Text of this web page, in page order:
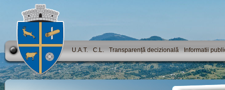
U.A.T. C.L. Transparență decizională Informatii